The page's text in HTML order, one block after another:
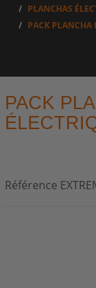
PLANCHAS
PACK PLANCHA
PACK
Référence